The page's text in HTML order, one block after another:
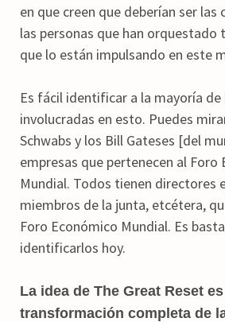
en que creen que deberían ser las
las personas que han orquestado
que lo están impulsando en este
Es fácil identificar a la mayoría de
involucradas en esto. Puedes
Schwabs y los Bill Gateses [del
empresas que pertenecen al Foro
Mundial. Todos tienen directores
miembros de la junta, etcétera,
Foro Económico Mundial. Es
identificarlos hoy.
La idea de The Great Reset
transformación completa de